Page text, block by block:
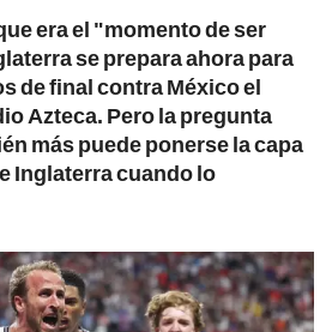
era el "momento de ser
se prepara ahora para
de final contra México el
Azteca. Pero la pregunta
más puede ponerse la capa
Inglaterra cuando lo